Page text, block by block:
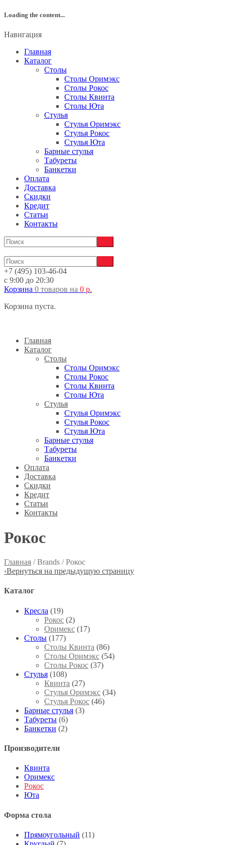
Loading the content...
Навигация
Главная
Каталог
Столы
Столы Оримэкс
Столы Рокос
Столы Квинта
Столы Юта
Стулья
Стулья Оримэкс
Стулья Рокос
Стулья Юта
Барные стулья
Табуреты
Банкетки
Оплата
Доставка
Скидки
Кредит
Статьи
Контакты
+7 (495) 103-46-04
с 9:00 до 20:30
Корзина 0 товаров на 0 р.
Корзина пуста.
Главная
Каталог
Столы
Столы Оримэкс
Столы Рокос
Столы Квинта
Столы Юта
Стулья
Стулья Оримэкс
Стулья Рокос
Стулья Юта
Барные стулья
Табуреты
Банкетки
Оплата
Доставка
Скидки
Кредит
Статьи
Контакты
Рокос
Главная / Brands / Рокос
‹Вернуться на предыдущую страницу
Каталог
Кресла (19)
Рокос (2)
Оримекс (17)
Столы (177)
Столы Квинта (86)
Столы Оримэкс (54)
Столы Рокос (37)
Стулья (108)
Квинта (27)
Стулья Оримэкс (34)
Стулья Рокос (46)
Барные стулья (3)
Табуреты (6)
Банкетки (2)
Производители
Квинта
Оримекс
Рокос
Юта
Форма стола
Прямоугольный (11)